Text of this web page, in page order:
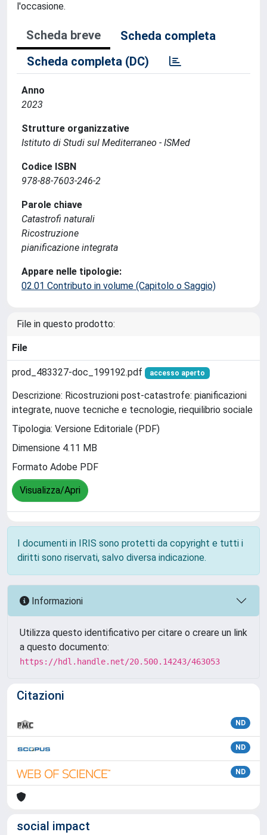
l'occasione.
Scheda breve
Scheda completa
Scheda completa (DC)
Anno
2023
Strutture organizzative
Istituto di Studi sul Mediterraneo - ISMed
Codice ISBN
978-88-7603-246-2
Parole chiave
Catastrofi naturali
Ricostruzione
pianificazione integrata
Appare nelle tipologie:
02.01 Contributo in volume (Capitolo o Saggio)
File in questo prodotto:
File
prod_483327-doc_199192.pdf accesso aperto
Descrizione: Ricostruzioni post-catastrofe: pianificazioni
integrate, nuove tecniche e tecnologie, riequilibrio sociale
Tipologia: Versione Editoriale (PDF)
Dimensione 4.11 MB
Formato Adobe PDF
Visualizza/Apri
I documenti in IRIS sono protetti da copyright e tutti i
diritti sono riservati, salvo diversa indicazione.
Informazioni
Utilizza questo identificativo per citare o creare un link
a questo documento:
https://hdl.handle.net/20.500.14243/463053
Citazioni
ND
ND
ND
social impact